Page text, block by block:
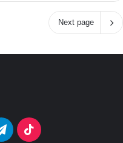
Next page
TelegramTikTok